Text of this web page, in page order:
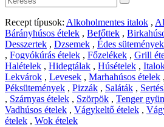
Recept típusok: Alkoholmentes italok ,
Bárányhúsos ételek , Befőttek ,
Desszertek , Dzsemek , Édes sütemények
, Fogyókúrás ételek , Főzelékek , Grill
Halételek , Hidegtálak , Húsételek ,
Lekvárok , Levesek , Marhahúsos ételek ,
Péksütemények , Pizzák , Saláták ,
, Szárnyas ételek , Szörpök , Tenger
Vadhúsos ételek , Vágykeltő ételek ,
ételek , Wok ételek